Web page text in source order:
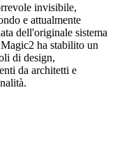
invisibile,
e attualmente
dell'originale sistema
ha stabilito un
di design,
da architetti e